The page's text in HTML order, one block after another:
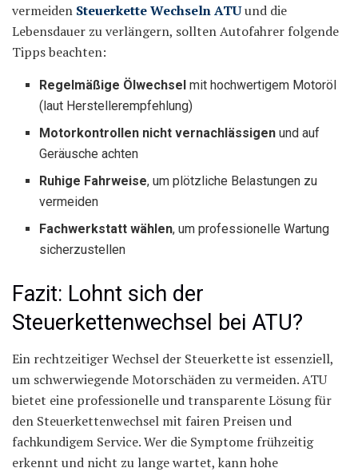
vermeiden Steuerkette Wechseln ATUund die
Lebensdauer zu verlängern, sollten Autofahrer folgende
Tipps beachten:
Regelmäßige Ölwechsel mit hochwertigem Motoröl
(laut Herstellerempfehlung)
Motorkontrollen nicht vernachlässigen und auf
Geräusche achten
Ruhige Fahrweise, um plötzliche Belastungen zu
vermeiden
Fachwerkstatt wählen, um professionelle Wartung
sicherzustellen
Fazit: Lohnt sich der
Steuerkettenwechsel bei ATU?
Ein rechtzeitiger Wechsel der Steuerkette ist essenziell,
um schwerwiegende Motorschäden zu vermeiden. ATU
bietet eine professionelle und transparente Lösung für
den Steuerkettenwechsel mit fairen Preisen und
fachkundigem Service. Wer die Symptome frühzeitig
erkennt und nicht zu lange wartet, kann hohe